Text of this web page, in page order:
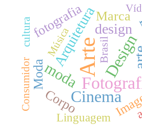
Arte
Cinema
Design
moda
Arquiteturadesign
Moda
fotografia Marca
Corpo
Linguagem
Brasil
Música
cultura
Consumidor